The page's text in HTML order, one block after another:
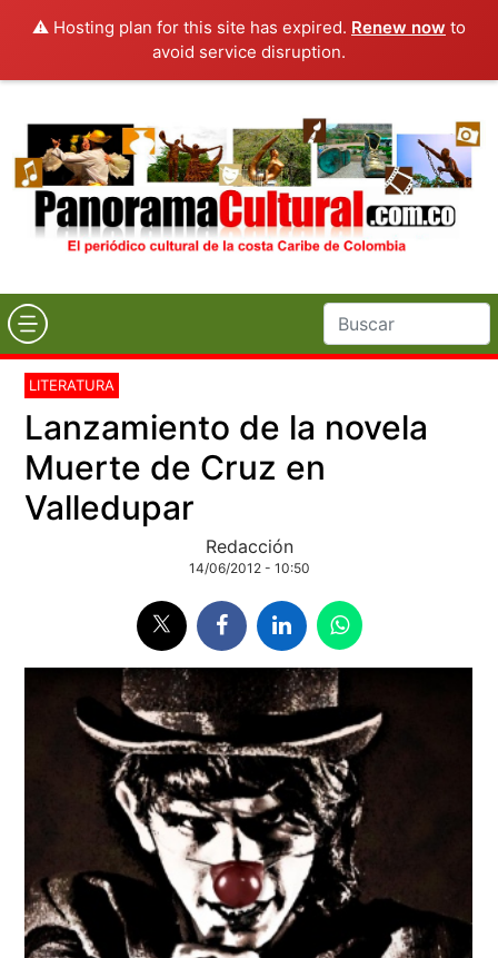
⚠️ Hosting plan for this site has expired. Renew now to
avoid service disruption.
LITERATURA
Lanzamiento de la novela
Muerte de Cruz en
Valledupar
Redacción
14/06/2012 - 10:50